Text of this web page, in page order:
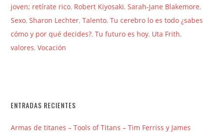
joven; retírate rico, Robert Kiyosaki,Sarah-Jane Blakemore,
Sexo,Sharon Lechter,Talento,Tu cerebro lo es todo ¿sabes
cómo y por qué decides?,Tu futuro es hoy, Uta Frith,
valores,Vocación
ENTRADAS RECIENTES
Armas de titanes – Tools of Titans – Tim Ferriss y James